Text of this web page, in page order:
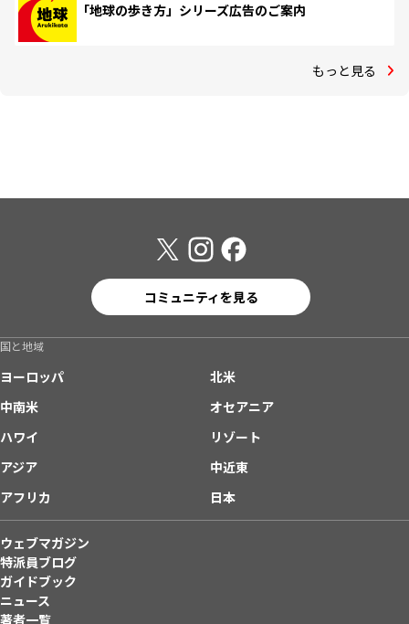
「地球の歩き方」シリーズ広告のご案内
もっと見る
コミュニティを見る
国と地域
ヨーロッパ
北米
中南米
オセアニア
ハワイ
リゾート
アジア
中近東
アフリカ
日本
ウェブマガジン
特派員ブログ
ガイドブック
ニュース
著者一覧